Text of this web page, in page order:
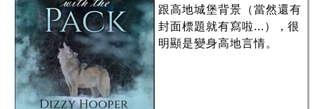
跟高地城堡背景（當然還有
封面標題就有寫啦...），很
明顯是變身高地言情。